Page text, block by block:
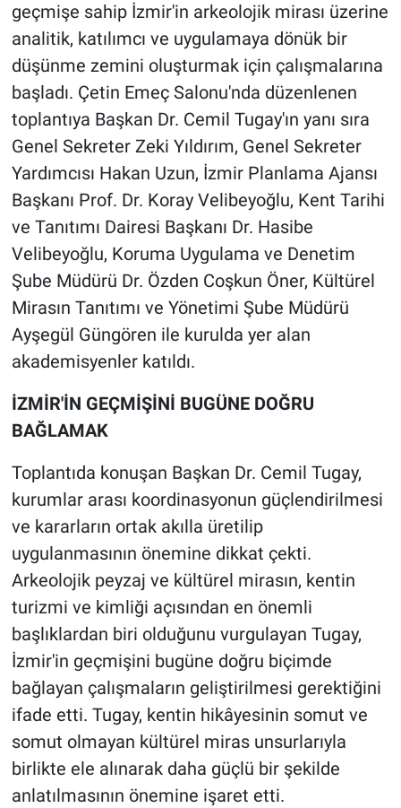
geçmişe sahip İzmir'in arkeolojik mirası üzerine
analitik, katılımcı ve uygulamaya dönük bir
düşünme zemini oluşturmak için çalışmalarına
başladı. Çetin Emeç Salonu'nda düzenlenen
toplantıya Başkan Dr. Cemil Tugay'ın yanı sıra
Genel Sekreter Zeki Yıldırım, Genel Sekreter
Yardımcısı Hakan Uzun, İzmir Planlama Ajansı
Başkanı Prof. Dr. Koray Velibeyoğlu, Kent Tarihi
ve Tanıtımı Dairesi Başkanı Dr. Hasibe
Velibeyoğlu, Koruma Uygulama ve Denetim
Şube Müdürü Dr. Özden Coşkun Öner, Kültürel
Mirasın Tanıtımı ve Yönetimi Şube Müdürü
Ayşegül Güngören ile kurulda yer alan
akademisyenler katıldı.
İZMİR'İN GEÇMİŞİNİ BUGÜNE DOĞRU
BAĞLAMAK
Toplantıda konuşan Başkan Dr. Cemil Tugay,
kurumlar arası koordinasyonun güçlendirilmesi
ve kararların ortak akılla üretilip
uygulanmasının önemine dikkat çekti.
Arkeolojik peyzaj ve kültürel mirasın, kentin
turizmi ve kimliği açısından en önemli
başlıklardan biri olduğunu vurgulayan Tugay,
İzmir'in geçmişini bugüne doğru biçimde
bağlayan çalışmaların geliştirilmesi gerektiğini
ifade etti. Tugay, kentin hikâyesinin somut ve
somut olmayan kültürel miras unsurlarıyla
birlikte ele alınarak daha güçlü bir şekilde
anlatılmasının önemine işaret etti.